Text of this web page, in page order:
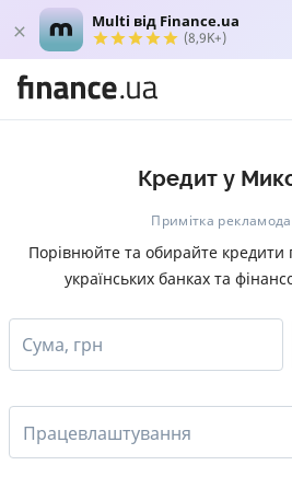
Multi від Finance.ua
(8,9K+)
Кредит у
Примітка
Порівнюйте та обирайте кредити
українських банках та
Сума, грн
Працевлаштування